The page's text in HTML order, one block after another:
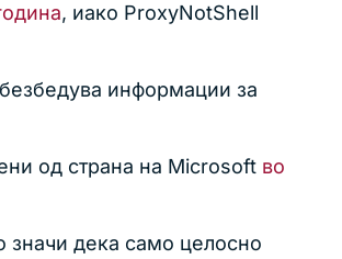
, иако ProxyNotShell
информации за
од страна на Microsoft во
значи дека само целосно